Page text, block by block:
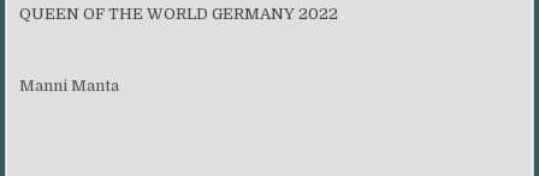
QUEEN OF THE WORLD GERMANY 2022
Manni Manta